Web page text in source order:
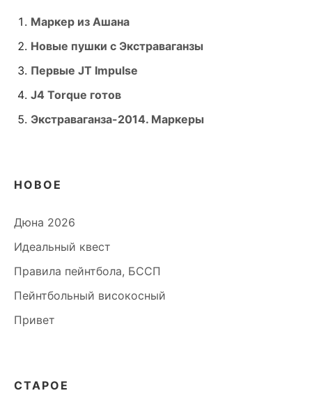
Маркер из Ашана
Новые пушки с Экстраваганзы
Первые JT Impulse
J4 Torque готов
Экстраваганза-2014. Маркеры
НОВОЕ
Дюна 2026
Идеальный квест
Правила пейнтбола, БССП
Пейнтбольный високосный
Привет
СТАРОЕ